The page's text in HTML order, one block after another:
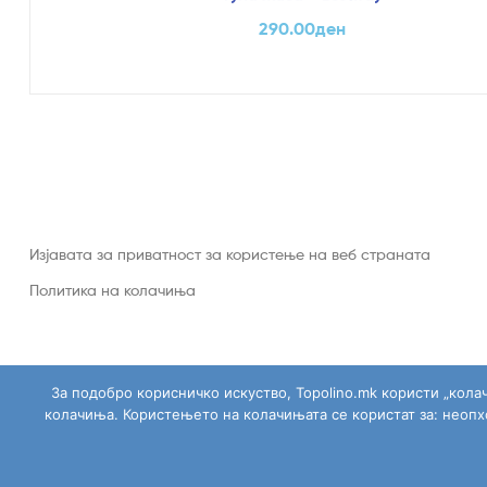
290.00ден
Изјавата за приватност за користење на веб страната
Политика на колачиња
За подобро корисничко искуство, Topolino.mk користи
колачиња. Користењето на колачињата се користат за: